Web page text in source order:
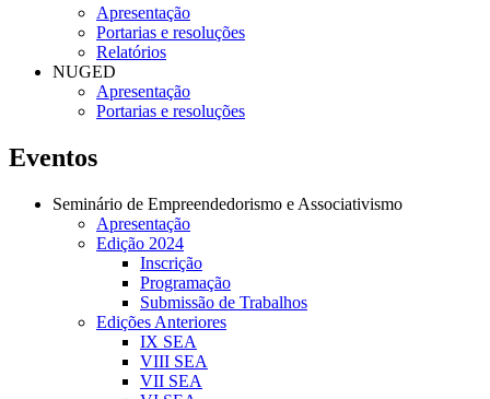
Apresentação
Portarias e resoluções
Relatórios
NUGED
Apresentação
Portarias e resoluções
Eventos
Seminário de Empreendedorismo e Associativismo
Apresentação
Edição 2024
Inscrição
Programação
Submissão de Trabalhos
Edições Anteriores
IX SEA
VIII SEA
VII SEA